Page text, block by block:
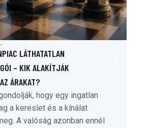
LÁTHATATLAN
– KIK ALAKÍTJÁK
ÁRAKAT?
hogy egy ingatlan
a kereslet és a kínálat
A valóság azonban ennél